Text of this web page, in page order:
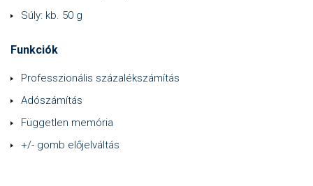
Súly: kb. 50 g
Funkciók
Professzionális százalékszámítás
Adószámítás
Független memória
+/- gomb előjelváltás